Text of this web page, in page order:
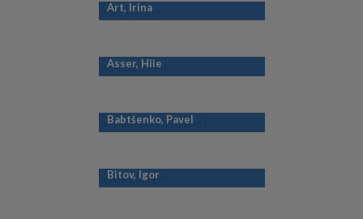
Art, Irina
Asser, Hiie
Babtšenko, Pavel
Bitov, Igor